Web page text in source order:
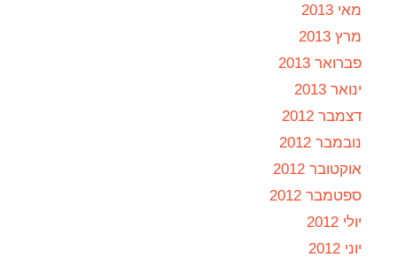
מאי 2013
מרץ 2013
פברואר 2013
ינואר 2013
דצמבר 2012
נובמבר 2012
אוקטובר 2012
ספטמבר 2012
יולי 2012
יוני 2012